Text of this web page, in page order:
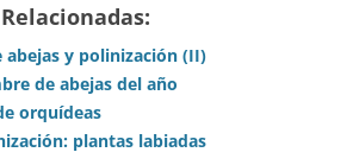
abejas y polinización (II)
de abejas del año
orquídeas
plantas labiadas